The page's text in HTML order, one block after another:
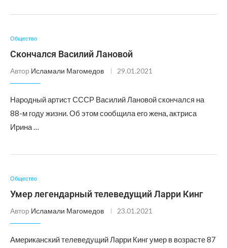
Общество
Скончался Василий Лановой
Автор Исламали Магомедов 29.01.2021
Народный артист СССР Василий Лановой скончался на
88-м году жизни. Об этом сообщила его жена, актриса
Ирина …
Общество
Умер легендарный телеведущий Ларри Кинг
Автор Исламали Магомедов 23.01.2021
Американский телеведущий Ларри Кинг умер в возрасте 87